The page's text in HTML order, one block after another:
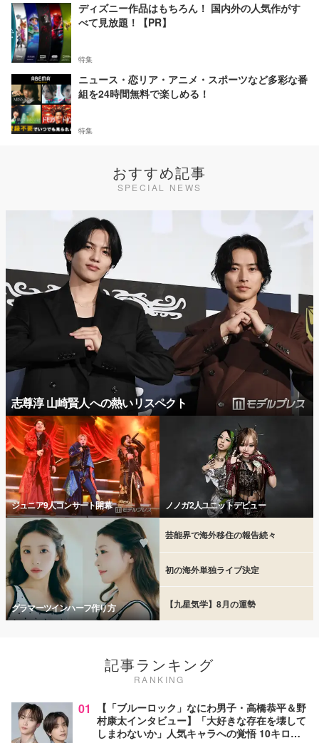
ディズニー作品はもちろん！ 国内外の人気作がす
べて見放題！【PR】
特集
ニュース・恋リア・アニメ・スポーツなど多彩な番
組を24時間無料で楽しめる！
特集
おすすめ記事
SPECIAL NEWS
志尊淳 山崎賢人への熱いリスペクト
ジュニア9人コンサート開幕 ノノガ2人ユニットデビュー
グラマーツインハーフ作り方
芸能界で海外移住の報告続々
初の海外単独ライブ決定
【九星気学】8月の運勢
記事ランキング
RANKING
01
【「ブルーロック」なにわ男子・高橋恭平＆野
村康太インタビュー】「大好きな存在を壊して
しまわないか」人気キャラへの覚悟 10キロ増